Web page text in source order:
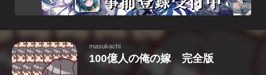
masukachi
100億人の俺の嫁 完全版